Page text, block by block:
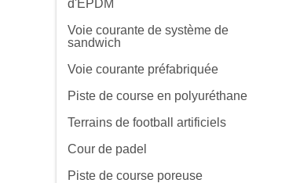
d'EPDM
Voie courante de système de
sandwich
Voie courante préfabriquée
Piste de course en polyuréthane
Terrains de football artificiels
Cour de padel
Piste de course poreuse